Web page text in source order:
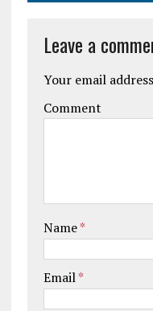
Leave a
Your email
Comment
Name*
Email*